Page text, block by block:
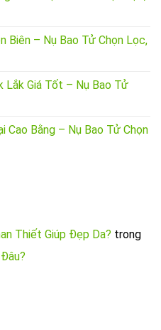
Biên – Nụ Bao Tử Chọn Lọc,
Lắk Giá Tốt – Nụ Bao Tử
Cao Bằng – Nụ Bao Tử Chọn
Thiết Giúp Đẹp Da? trong